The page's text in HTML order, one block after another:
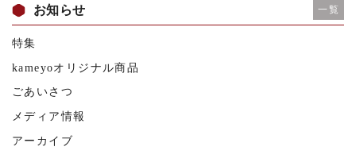
お知らせ 一覧
特集
kameyoオリジナル商品
ごあいさつ
メディア情報
アーカイブ